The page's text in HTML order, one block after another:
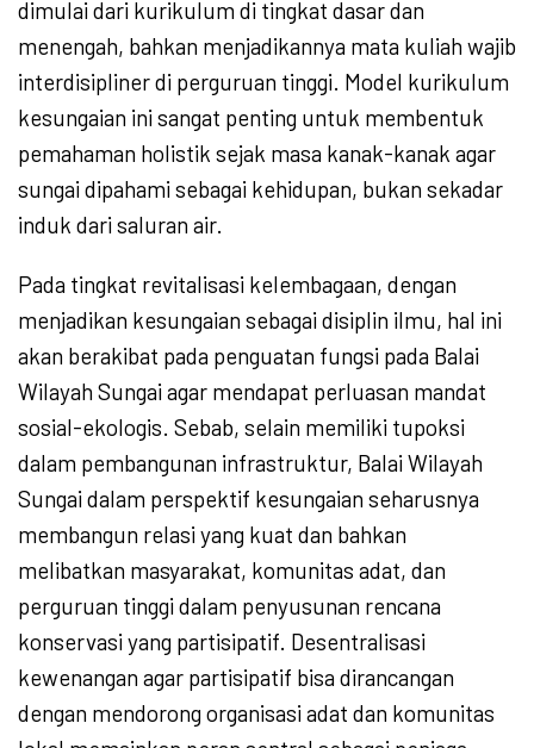
dimulai dari kurikulum di tingkat dasar dan
menengah, bahkan menjadikannya mata kuliah wajib
interdisipliner di perguruan tinggi. Model kurikulum
kesungaian ini sangat penting untuk membentuk
pemahaman holistik sejak masa kanak-kanak agar
sungai dipahami sebagai kehidupan, bukan sekadar
induk dari saluran air.
Pada tingkat revitalisasi kelembagaan, dengan
menjadikan kesungaian sebagai disiplin ilmu, hal ini
akan berakibat pada penguatan fungsi pada Balai
Wilayah Sungai agar mendapat perluasan mandat
sosial-ekologis. Sebab, selain memiliki tupoksi
dalam pembangunan infrastruktur, Balai Wilayah
Sungai dalam perspektif kesungaian seharusnya
membangun relasi yang kuat dan bahkan
melibatkan masyarakat, komunitas adat, dan
perguruan tinggi dalam penyusunan rencana
konservasi yang partisipatif. Desentralisasi
kewenangan agar partisipatif bisa dirancangan
dengan mendorong organisasi adat dan komunitas